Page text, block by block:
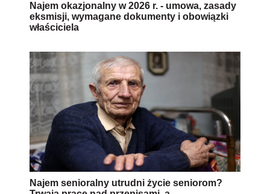
Najem okazjonalny w 2026 r. - umowa, zasady
eksmisji, wymagane dokumenty i obowiązki
właściciela
Najem senioralny utrudni życie seniorom?